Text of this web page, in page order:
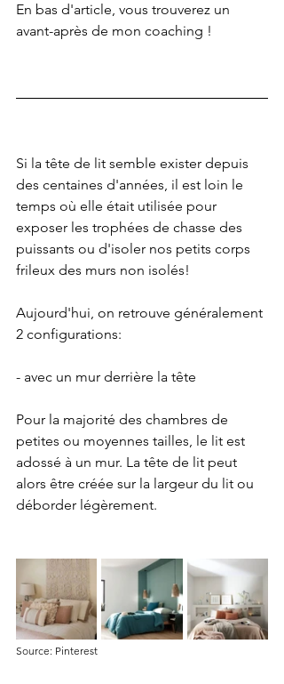
En bas d'article, vous trouverez un
avant-après de mon coaching !
Si la tête de lit semble exister depuis
des centaines d'années, il est loin le
temps où elle était utilisée pour
exposer les trophées de chasse des
puissants ou d'isoler nos petits corps
frileux des murs non isolés!
Aujourd'hui, on retrouve généralement
2 configurations:
- avec un mur derrière la tête
Pour la majorité des chambres de
petites ou moyennes tailles, le lit est
adossé à un mur. La tête de lit peut
alors être créée sur la largeur du lit ou
déborder légèrement.
Source: Pinterest